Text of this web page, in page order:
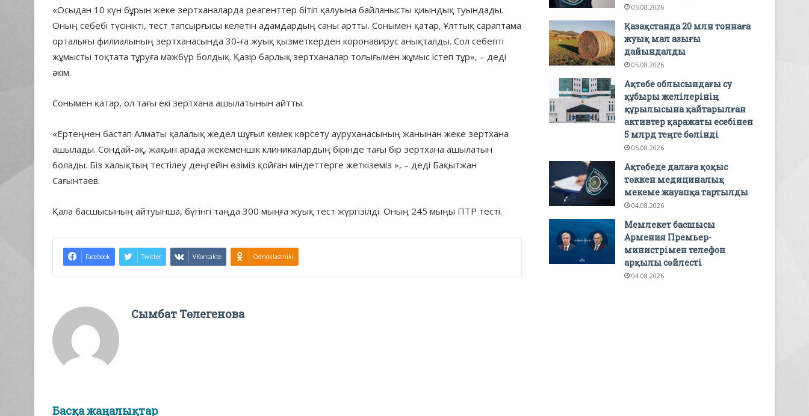
«Осыдан 10 күн бұрын жеке зертханаларда реагенттер бітіп қалуына байланысты қиындық туындады.
Оның себебі түсінікті, тест тапсырғысы келетін адамдардың саны артты. Сонымен қатар, Ұлттық сараптама
орталығы филиалының зертханасында 30-ға жуық қызметкерден коронавирус анықталды. Сол себепті
жұмысты тоқтата тұруға мәжбүр болдық. Қазір барлық зертханалар толығымен жұмыс істеп тұр», – деді
әкім.
Сонымен қатар, ол тағы екі зертхана ашылатынын айтты.
«Ертеңнен бастап Алматы қалалық жедел шұғыл көмек көрсету ауруханасының жанынан жеке зертхана
ашылады. Сондай-ақ, жақын арада жекеменшік клиникалардың бірінде тағы бір зертхана ашылатын
болады. Біз халықтың тестілеу деңгейін өзіміз қойған міндеттерге жеткіземіз », – деді Бақытжан
Сағынтаев.
Қала басшысының айтуынша, бүгінгі таңда 300 мыңға жуық тест жүргізілді. Оның 245 мыңы ПТР тесті.
Facebook Twitter VKontakte Odnoklassniki
Сымбат Төлегенова
Басқа жаңалықтар
05.08.2026
Қазақстанда 20 млн тоннаға
жуық мал азығы
дайындалды
05.08.2026
Ақтөбе облысындағы су
құбыры желілерінің
құрылысына қайтарылған
активтер қаражаты есебінен
5 млрд теңге бөлінді
05.08.2026
Ақтөбеде далаға қоқыс
төккен медициналық
мекеме жауапқа тартылды
04.08.2026
Мемлекет басшысы
Армения Премьер-
министрімен телефон
арқылы сөйлесті
04.08.2026